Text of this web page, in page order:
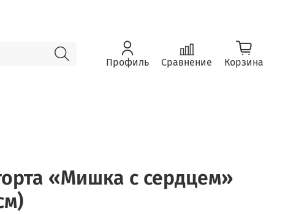
Профиль Сравнение Корзина
«Мишка с сердцем»